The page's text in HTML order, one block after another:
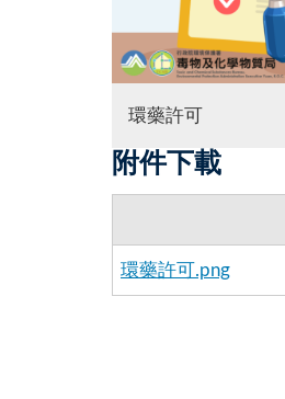
環藥許可
附件下載
環藥許可.png